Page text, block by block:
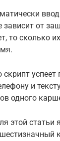
от
то сколько
успеет
и
одного
этой статьи